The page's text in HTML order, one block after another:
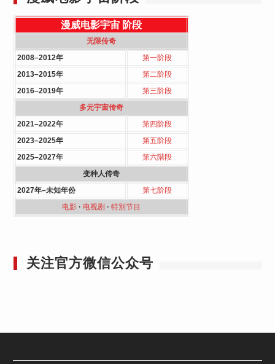
漫威电影宇宙 阶段
无限传奇
2008–2012年
第一阶段
2013–2015年
第二阶段
2016–2019年
第三阶段
多元宇宙传奇
2021–2022年
第四阶段
2023–2025年
第五阶段
2025–2027年
第六階段
变种人传奇
2027年–未知年份
第七阶段
电影· 电视剧 · 特別节目
关注官方微信公众号